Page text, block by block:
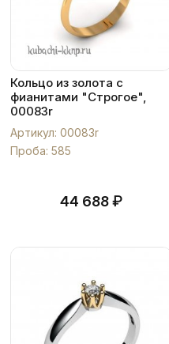
Кольцо из золота с
фианитами "Строгое",
00083r
Артикул: 00083r
Проба: 585
44 688₽